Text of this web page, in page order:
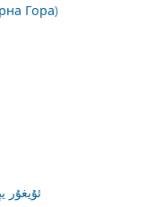
Гора)
ئۇيغۇر